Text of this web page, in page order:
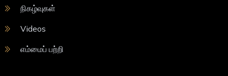
நிகழ்வுகள்
Videos
எம்மைப் பற்றி